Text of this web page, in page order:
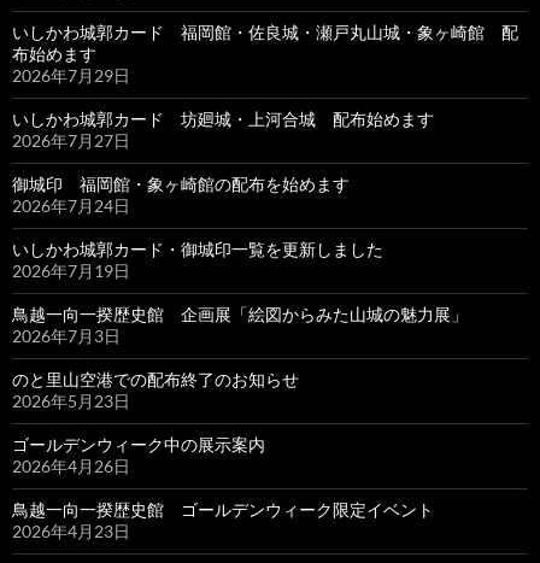
いしかわ城郭カード 福岡館・佐良城・瀬戸丸山城・象ヶ崎館 配
布始めます
2026年7月29日
いしかわ城郭カード 坊廻城・上河合城 配布始めます
2026年7月27日
御城印 福岡館・象ヶ崎館の配布を始めます
2026年7月24日
いしかわ城郭カード・御城印一覧を更新しました
2026年7月19日
鳥越一向一揆歴史館 企画展「絵図からみた山城の魅力展」
2026年7月3日
のと里山空港での配布終了のお知らせ
2026年5月23日
ゴールデンウィーク中の展示案内
2026年4月26日
鳥越一向一揆歴史館 ゴールデンウィーク限定イベント
2026年4月23日